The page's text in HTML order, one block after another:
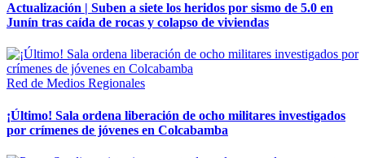
Actualización | Suben a siete los heridos por sismo de 5.0 en
Junín tras caída de rocas y colapso de viviendas
Red de Medios Regionales
¡Último! Sala ordena liberación de ocho militares investigados
por crímenes de jóvenes en Colcabamba